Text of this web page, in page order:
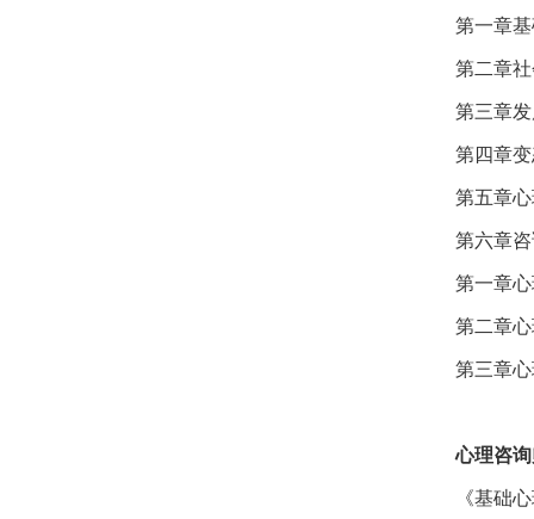
第一章
第二章
第三章
第四章
第五章
第六章
第一章
第二章
第三章
心理咨
《基础